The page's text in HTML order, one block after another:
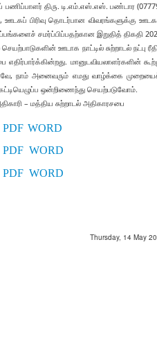
பணிப்பாளர் திரு. டி.எம்.எஸ்.எஸ்.
ஊடகப் பிரிவு தொடர்பான விவரங்களுக்கு
சமர்ப்பிப்பதற்கான இறுதித் திகதி
செயற்பாடுகளின் ஊடாக நாட்டில் சுற்றாடல் நட்பு
மானுடவியலாளர்களின்
நாம் அனைவரும் எமது வாழ்க்கை
ஒன்றிணைந்து செயற்படுவோம்.
– மத்திய சுற்றாடல் அதிகாரசபை
PDF WORD
PDF WORD
PDF WORD
Thursday, 14 May